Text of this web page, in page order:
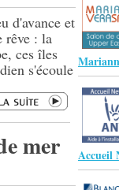
d'avance et
rêve : la
ces îles
s'écoule
mer Accueil